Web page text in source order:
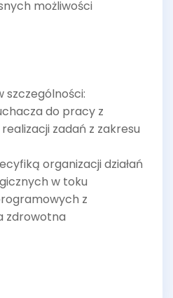
możliwości
do pracy z
zadań z zakresu
organizacji działań
w toku
z
zdrowotna